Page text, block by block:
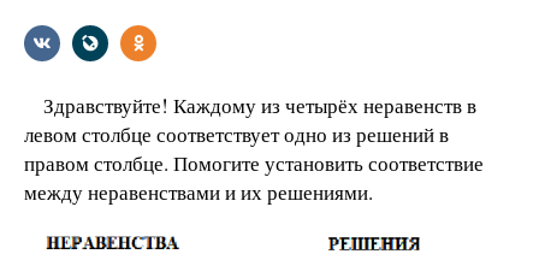
Здравствуйте! Каждому из четырёх неравенств в
левом столбце соответствует одно из решений в
правом столбце. Помогите установить соответствие
между неравенствами и их решениями.